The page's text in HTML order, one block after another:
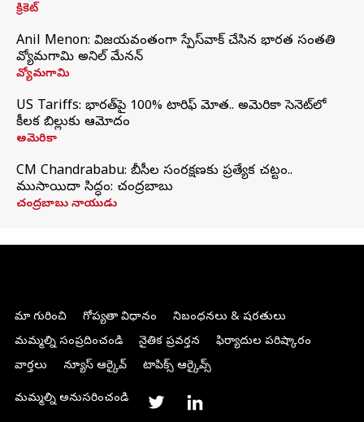
క్రికెట్
Anil Menon: విజయవంతంగా స్పేస్‌వాక్‌ చేసిన భారత సంతతి
వ్యోమగామి అనిల్‌ మేనన్
వ్యోమగామి
US Tariffs: భారత్‌పై 100% టారిఫ్‌ మోత.. అమెరికా సెనెట్‌లో
కీలక బిల్లుకు ఆమోదం
అమెరికా
CM Chandrababu: బీసీల సంరక్షణకు ప్రత్యేక చట్టం..
ముసాయిదా సిద్ధం: చంద్రబాబు
చంద్రబాబు నాయుడు
మా గురించి గోప్యతా విధానం
నిబంధనలు & షరతులు
మమ్మల్ని సంప్రదించండి
నైతిక ప్రవర్తన
ఫిర్యాదుల పరిష్కారం
వార్తలు
న్యూస్ ఆర్కైవ్ టాపిక్స్ ఆర్కైవ్స్
మమ్మల్ని అనుసరించండి